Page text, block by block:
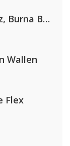
Coldplay ft. Little Simz, Burna Boy, Elyanna & Tini
Wallen
Flex